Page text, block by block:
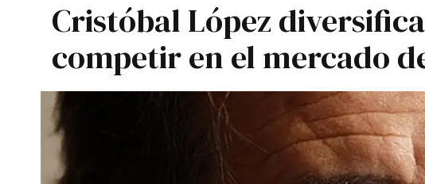
Cristóbal López
competir en el mercado